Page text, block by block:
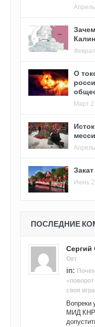
О
Март
Июнь
ПОСЛЕДНИЕ
Окт
in:
своя игра
Вопреки
МИД КНР